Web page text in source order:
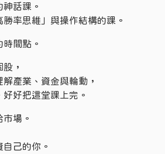
話課。
率思維」與操作結構的課。
間點。
，
產業、資金與輪動，
好把這堂課上完。
場。
己的你。